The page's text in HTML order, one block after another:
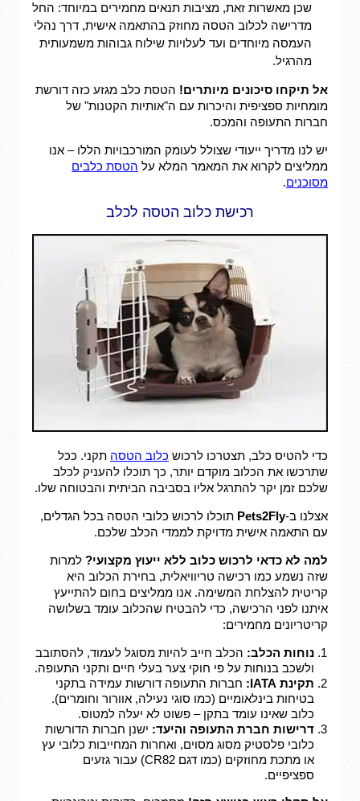
שכן מאשרות זאת, מציבות תנאים מחמירים במיוחד: החל
מדרישה לכלוב הטסה מחוזק בהתאמה אישית, דרך נהלי
העמסה מיוחדים ועד לעלויות שילוח גבוהות משמעותית
מהרגיל.
אל תיקחו סיכונים מיותרים! הטסת כלב מגזע כזה דורשת
מומחיות ספציפית והיכרות עם ה"אותיות הקטנות" של
חברות התעופה והמכס.
יש לנו מדריך ייעודי שצולל לעומק המורכבויות הללו – אנו
ממליצים לקרוא את המאמר המלא על הטסת כלבים
מסוכנים.
רכישת כלוב הטסה לכלב
כדי להטיס כלב, תצטרכו לרכוש כלוב הטסה תקני. ככל
שתרכשו את הכלוב מוקדם יותר, כך תוכלו להעניק לכלב
שלכם זמן יקר להתרגל אליו בסביבה הביתית והבטוחה שלו.
אצלנו ב-Pets2Fly תוכלו לרכוש כלובי הטסה בכל הגדלים,
עם התאמה אישית מדויקת לממדי הכלב שלכם.
למה לא כדאי לרכוש כלוב ללא ייעוץ מקצועי? למרות
שזה נשמע כמו רכישה טריוויאלית, בחירת הכלוב היא
קריטית להצלחת המשימה. אנו ממליצים בחום להתייעץ
איתנו לפני הרכישה, כדי להבטיח שהכלוב עומד בשלושה
קריטריונים מחמירים:
נוחות הכלב: הכלב חייב להיות מסוגל לעמוד, להסתובב
ולשכב בנוחות על פי חוקי צער בעלי חיים ותקני התעופה.
תקינת IATA:
חברות התעופה דורשות עמידה בתקני
בטיחות בינלאומיים (כמו סוגי נעילה, אוורור וחומרים).
כלוב שאינו עומד בתקן – פשוט לא יעלה למטוס.
דרישות חברת התעופה והיעד: ישנן חברות הדורשות
כלובי פלסטיק מסוג מסוים, ואחרות המחייבות כלובי עץ
או מתכת מחוזקים (כמו דגם CR82) עבור גזעים
ספציפיים.